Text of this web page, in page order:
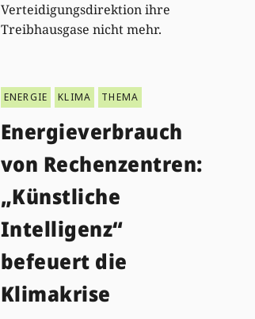
Verteidigungsdirektion ihre
Treibhausgase nicht mehr.
ENERGIE KLIMA THEMA
Energieverbrauch
von Rechenzentren:
„Künstliche
Intelligenz“
befeuert die
Klimakrise